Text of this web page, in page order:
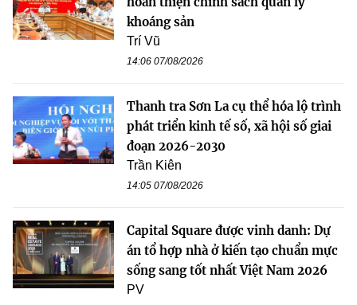
khoáng sản
Trí Vũ
14:06 07/08/2026
Thanh tra Sơn La cụ thể hóa lộ trình
phát triển kinh tế số, xã hội số giai
đoạn 2026-2030
Trần Kiên
14:05 07/08/2026
Capital Square được vinh danh: Dự
án tổ hợp nhà ở kiến tạo chuẩn mực
sống sang tốt nhất Việt Nam 2026
PV